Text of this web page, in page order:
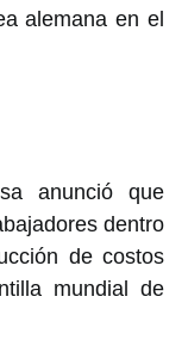
alemana en el
anunció que
dentro
de costos
mundial de